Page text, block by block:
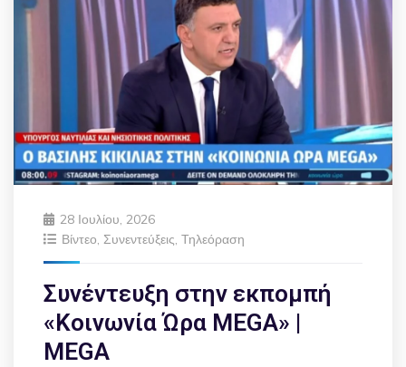
28 Ιουλίου, 2026
Βίντεο, Συνεντεύξεις, Τηλεόραση
Συνέντευξη στην εκπομπή
«Κοινωνία Ώρα MEGA» |
MEGA